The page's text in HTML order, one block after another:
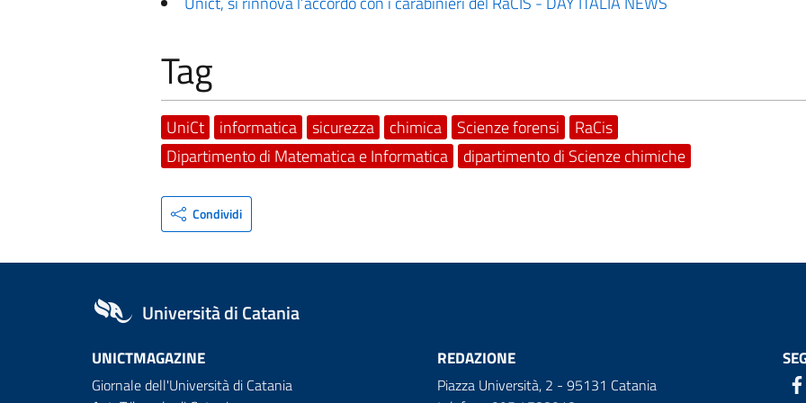
Tag
UniCt informatica sicurezza chimica Scienze forensi
RaCis
Dipartimento di Matematica e Informatica
dipartimento di Scienze chimiche
Condividi
Università di Catania
UNICTMAGAZINE
Giornale dell'Università di Catania
REDAZIONE
Piazza Università, 2 - 95131 Catania